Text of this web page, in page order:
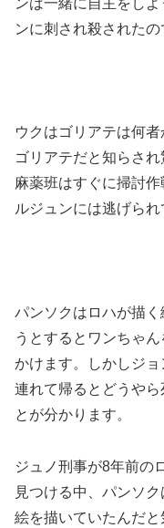
ンに刺され殺されたの
ウクはゴリアテは何
ゴリアテだと知らさ
麻薬班はすぐに掃討
ルジュンには逃げられ
パンソクはロハが描
うとするとワンちゃ
かけます。しかしジ
連れて帰るとどうや
とが分かります。
ジュノ刑事が8年前の
見つける中、パンソ
絵を描いていたんだと